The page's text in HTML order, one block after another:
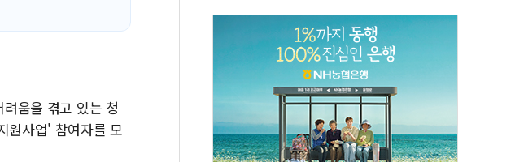
움을 겪고 있는 청
원사업' 참여자를 모